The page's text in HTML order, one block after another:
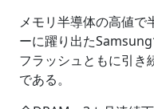
メモリ半導体の高値で
ーに躍り出た
フラッシュともに引き
である。